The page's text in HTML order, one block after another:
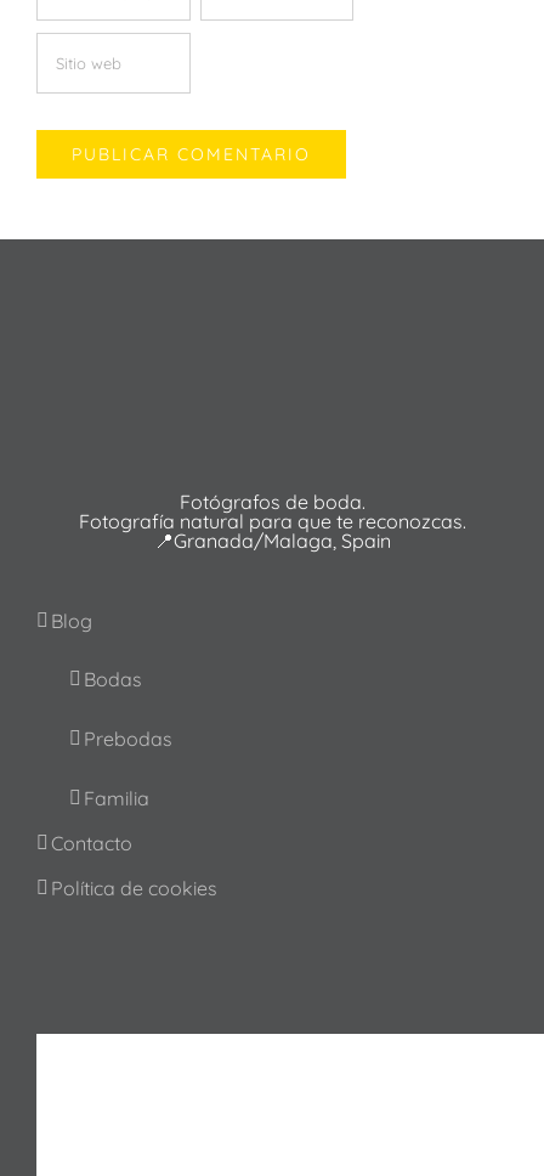
Fotógrafos de boda.
Fotografía natural para que te reconozcas.
📍Granada/Malaga, Spain
Blog
Bodas
Prebodas
Familia
Contacto
Política de cookies